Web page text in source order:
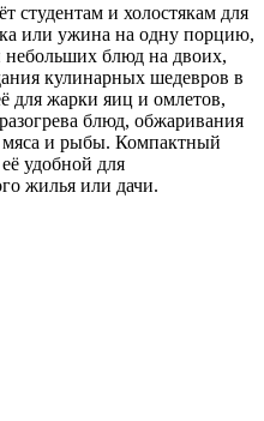
студентам и холостякам для
или ужина на одну порцию,
блюд на двоих,
кулинарных шедевров в
для жарки яиц и омлетов,
блюд, обжаривания
и рыбы. Компактный
удобной для
жилья или дачи.